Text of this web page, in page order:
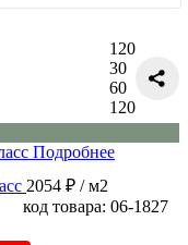
120
30
60
120
Подробнее
2054 ₽ / м2
код товара: 06-1827